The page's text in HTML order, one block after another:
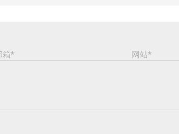
箱* 网站*